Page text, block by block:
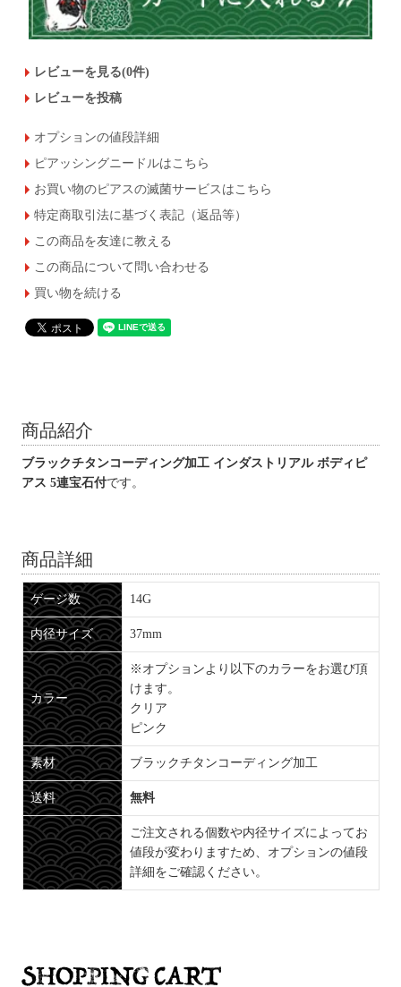
レビューを見る(0件)
レビューを投稿
オプションの値段詳細
ピアッシングニードルはこちら
お買い物のピアスの滅菌サービスはこちら
特定商取引法に基づく表記（返品等）
この商品を友達に教える
この商品について問い合わせる
買い物を続ける
商品紹介
ブラックチタンコーディング加工 インダストリアル ボディピ
アス 5連宝石付です。
商品詳細
ゲージ数 14G
内径サイズ 37mm
カラー
※オプションより以下のカラーをお選び頂
けます。
クリア
ピンク
素材 ブラックチタンコーディング加工
送料 無料
ご注文される個数や内径サイズによってお
値段が変わりますため、オプションの値段
詳細をご確認ください。